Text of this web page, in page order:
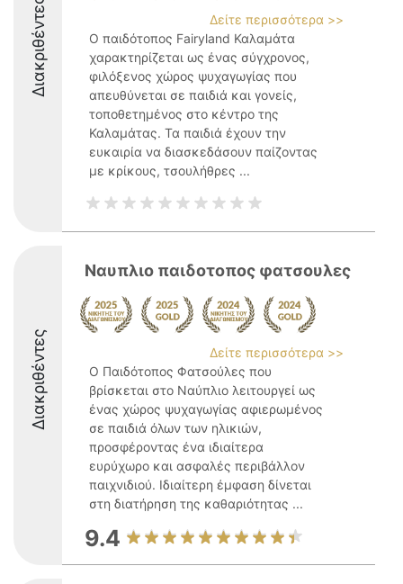
Διακριθέντες
Δείτε περισσότερα >>
Ο παιδότοπος Fairyland Καλαμάτα
χαρακτηρίζεται ως ένας σύγχρονος,
φιλόξενος χώρος ψυχαγωγίας που
απευθύνεται σε παιδιά και γονείς,
τοποθετημένος στο κέντρο της
Καλαμάτας. Τα παιδιά έχουν την
ευκαιρία να διασκεδάσουν παίζοντας
με κρίκους, τσουλήθρες ...
Διακριθέντες
Ναυπλιο παιδοτοπος φατσουλες
Δείτε περισσότερα >>
Ο Παιδότοπος Φατσούλες που
βρίσκεται στο Ναύπλιο λειτουργεί ως
ένας χώρος ψυχαγωγίας αφιερωμένος
σε παιδιά όλων των ηλικιών,
προσφέροντας ένα ιδιαίτερα
ευρύχωρο και ασφαλές περιβάλλον
παιχνιδιού. Ιδιαίτερη έμφαση δίνεται
στη διατήρηση της καθαριότητας ...
9.4